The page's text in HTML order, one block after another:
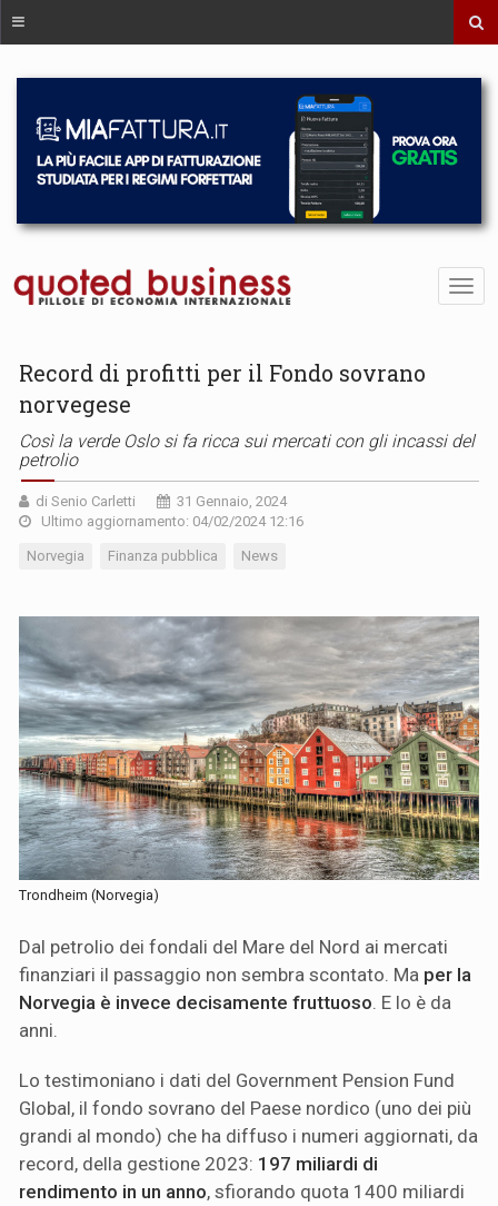
Record di profitti per il Fondo sovrano
norvegese
Così la verde Oslo si fa ricca sui mercati con gli incassi del
petrolio
di Senio Carletti
31 Gennaio, 2024
Ultimo aggiornamento: 04/02/2024 12:16
Norvegia Finanza pubblica News
Trondheim (Norvegia)
Dal petrolio dei fondali del Mare del Nord ai mercati
finanziari il passaggio non sembra scontato. Ma per la
Norvegia è invece decisamente fruttuoso . E lo è da
anni.
Lo testimoniano i dati del Government Pension Fund
Global, il fondo sovrano del Paese nordico (uno dei più
grandi al mondo) che ha diffuso i numeri aggiornati, da
record, della gestione 2023: 197 miliardi di
rendimento in un anno, sfiorando quota 1400 miliardi